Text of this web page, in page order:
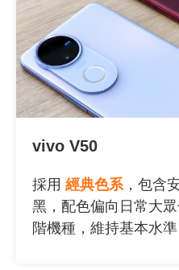
vivo V50
採用 經典色系，包含
黑，配色偏向日常大
階機種，維持基本水準